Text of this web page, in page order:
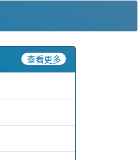
查看更多